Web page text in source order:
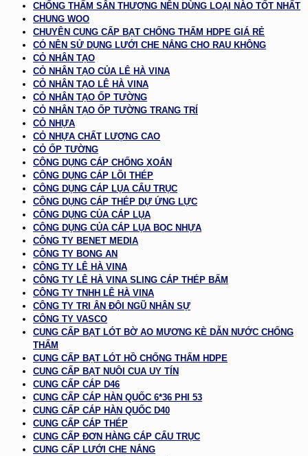
CHỐNG THẤM SÂN THƯỢNG NÊN DÙNG LOẠI NÀO TỐT NHẤT
CHUNG WOO
CHUYÊN CUNG CẤP BẠT CHỐNG THẤM HDPE GIÁ RẺ
CÓ NÊN SỬ DỤNG LƯỚI CHE NẮNG CHO RAU KHÔNG
CỎ NHÂN TẠO
CỎ NHÂN TẠO CỦA LÊ HÀ VINA
CỎ NHÂN TẠO LÊ HÀ VINA
CỎ NHÂN TẠO ỐP TƯỜNG
CỎ NHÂN TẠO ỐP TƯỜNG TRANG TRÍ
CỎ NHỰA
CỎ NHỰA CHẤT LƯỢNG CAO
CỎ ỐP TƯỜNG
CÔNG DỤNG CÁP CHỐNG XOẮN
CÔNG DỤNG CÁP LÕI THÉP
CÔNG DỤNG CÁP LỤA CẨU TRỤC
CÔNG DỤNG CÁP THÉP DỰ ỨNG LỰC
CÔNG DỤNG CỦA CÁP LỤA
CÔNG DỤNG CỦA CÁP LỤA BỌC NHỰA
CÔNG TY BENET MEDIA
CÔNG TY BONG AN
CÔNG TY LÊ HÀ VINA
CÔNG TY LÊ HÀ VINA SLING CÁP THÉP BẤM
CÔNG TY TNHH LÊ HÀ VINA
CÔNG TY TRI ÂN ĐỘI NGŨ NHÂN SỰ
CÔNG TY VASCO
CUNG CẤP BẠT LÓT BỜ AO MƯƠNG KÈ DẪN NƯỚC CHỐNG
THẤM
CUNG CẤP BẠT LÓT HỒ CHỐNG THẤM HDPE
CUNG CẤP BẠT NUÔI CUA UY TÍN
CUNG CẤP CÁP D46
CUNG CẤP CÁP HÀN QUỐC 6*36 PHI 53
CUNG CẤP CÁP HÀN QUỐC D40
CUNG CẤP CÁP THÉP
CUNG CẤP ĐƠN HÀNG CÁP CẨU TRỤC
CUNG CẤP LƯỚI CHE NẮNG